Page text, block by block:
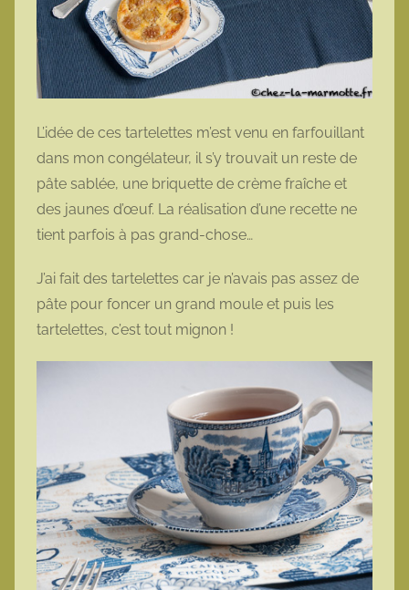
L’idée de ces tartelettes m’est venu en farfouillant
dans mon congélateur, il s’y trouvait un reste de
pâte sablée, une briquette de crème fraîche et
des jaunes d’œuf. La réalisation d’une recette ne
tient parfois à pas grand-chose…
J’ai fait des tartelettes car je n’avais pas assez de
pâte pour foncer un grand moule et puis les
tartelettes, c’est tout mignon !